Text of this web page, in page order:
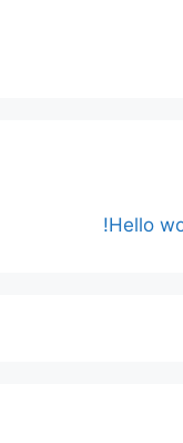
Hello